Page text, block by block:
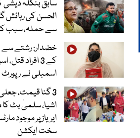
سابق بنگلہ
الحسن کی رہائش
سے حملہ، سبب
خضدار: رشتے سے
کے 3 افراد
اسمبلی نے
3 گنا قیمت،
اشیا، سلمیٰ بٹ
ایریاز پر موجود
سخت ایکشن